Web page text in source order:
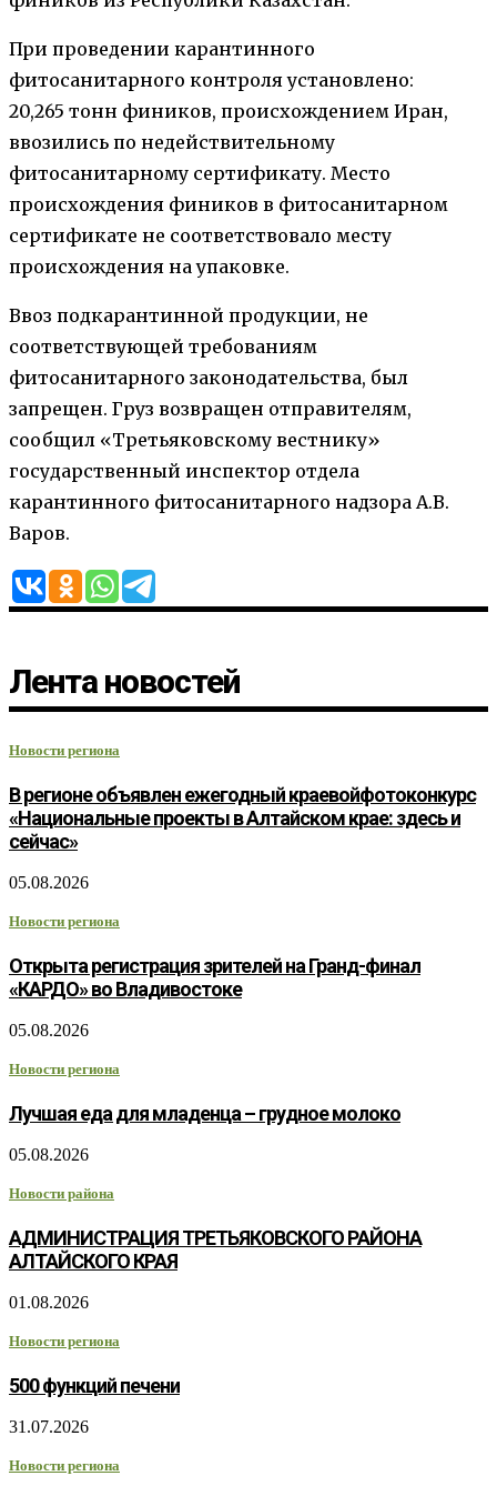
При проведении карантинного
фитосанитарного контроля установлено:
20,265 тонн фиников, происхождением Иран,
ввозились по недействительному
фитосанитарному сертификату. Место
происхождения фиников в фитосанитарном
сертификате не соответствовало месту
происхождения на упаковке.
Ввоз подкарантинной продукции, не
соответствующей требованиям
фитосанитарного законодательства, был
запрещен. Груз возвращен отправителям,
сообщил «Третьяковскому вестнику»
государственный инспектор отдела
карантинного фитосанитарного надзора А.В.
Варов.
Лента новостей
Новости региона
В регионе объявлен ежегодный краевойфотоконкурс
«Национальные проекты в Алтайском крае: здесь и
сейчас»
05.08.2026
Новости региона
Открыта регистрация зрителей на Гранд-финал
«КАРДО» во Владивостоке
05.08.2026
Новости региона
Лучшая еда для младенца – грудное молоко
05.08.2026
Новости района
АДМИНИСТРАЦИЯ ТРЕТЬЯКОВСКОГО РАЙОНА
АЛТАЙСКОГО КРАЯ
01.08.2026
Новости региона
500 функций печени
31.07.2026
Новости региона